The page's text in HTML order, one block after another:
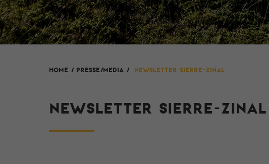
HOME / Presse/Media / Newsletter Sierre-Zinal
NEWSLETTER SIERRE-ZINAL